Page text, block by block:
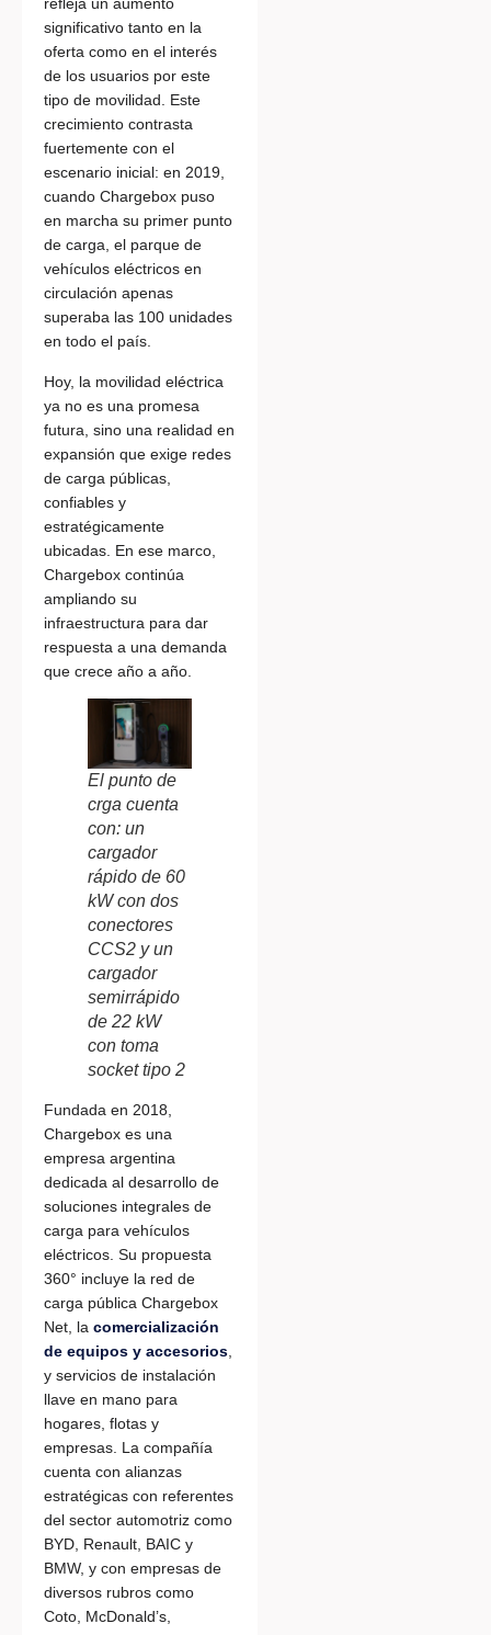
refleja un aumento
significativo tanto en la
oferta como en el interés
de los usuarios por este
tipo de movilidad. Este
crecimiento contrasta
fuertemente con el
escenario inicial: en 2019,
cuando Chargebox puso
en marcha su primer punto
de carga, el parque de
vehículos eléctricos en
circulación apenas
superaba las 100 unidades
en todo el país.
Hoy, la movilidad eléctrica
ya no es una promesa
futura, sino una realidad en
expansión que exige redes
de carga públicas,
confiables y
estratégicamente
ubicadas. En ese marco,
Chargebox continúa
ampliando su
infraestructura para dar
respuesta a una demanda
que crece año a año.
El punto de
crga cuenta
con: un
cargador
rápido de 60
kW con dos
conectores
CCS2 y un
cargador
semirrápido
de 22 kW
con toma
socket tipo 2
Fundada en 2018,
Chargebox es una
empresa argentina
dedicada al desarrollo de
soluciones integrales de
carga para vehículos
eléctricos. Su propuesta
360° incluye la red de
carga pública Chargebox
Net, la comercialización
de equipos y accesorios
y servicios de instalación
llave en mano para
hogares, flotas y
empresas. La compañía
cuenta con alianzas
estratégicas con referentes
del sector automotriz como
BYD, Renault, BAIC y
BMW, y con empresas de
diversos rubros como
Coto, McDonald’s,